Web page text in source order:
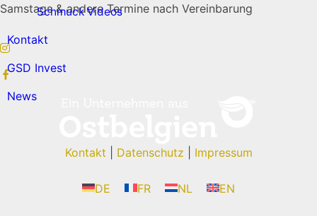
Schmuck Videos
Kontakt
GSD Invest
News
Samstags & andere Termine nach Vereinbarung
DE FR NL EN
Kontakt Datenschutz Impressum